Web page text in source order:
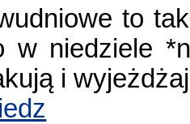
to
w niedziele
i